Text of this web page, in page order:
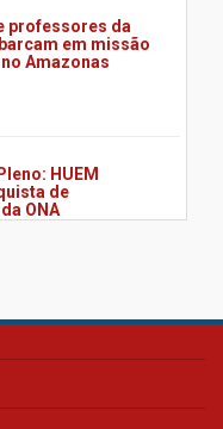
professores da
em missão
Amazonas
HUEM
de
ONA
hospital do